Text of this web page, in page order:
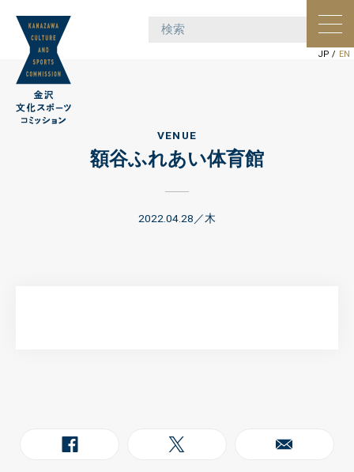
JP / EN
VENUE
額谷ふれあい体育館
2022.04.28／木